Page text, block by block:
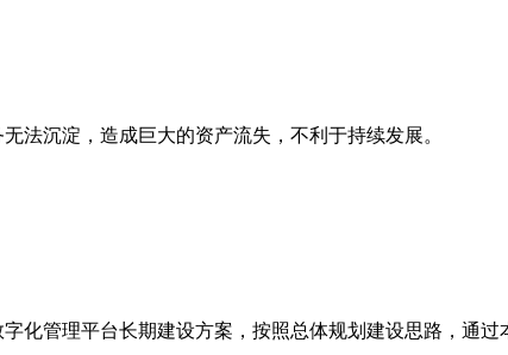
法沉淀，造成巨大的资产流失，不利于持续发展。
化管理平台长期建设方案，按照总体规划建设思路，通